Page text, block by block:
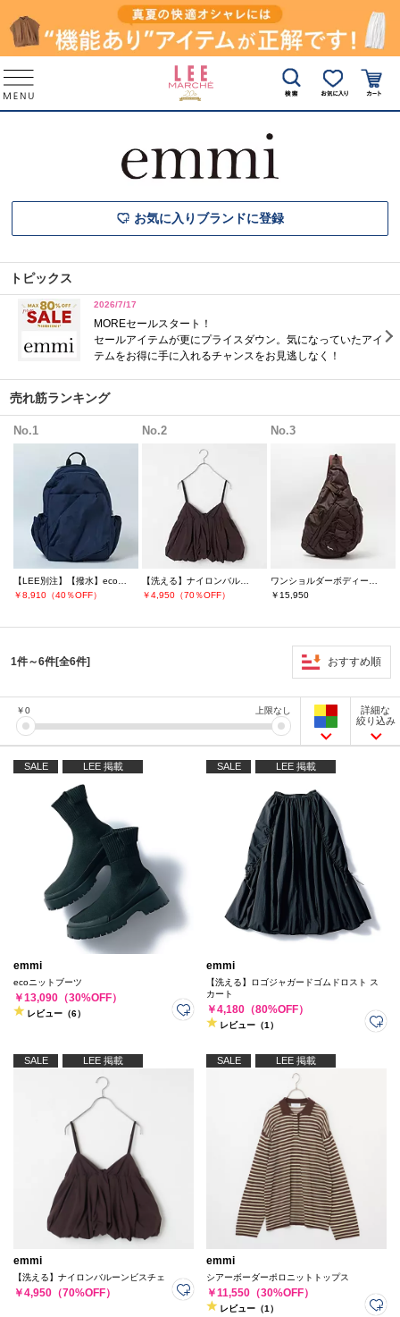
お気に入りブランドに登録
トピックス
2026/7/17
MOREセールスタート！
セールアイテムが更にプライスダウン。気になっていたアイ
テムをお得に手に入れるチャンスをお見逃しなく！
売れ筋ランキング
No.1
【LEE別注】【撥水】eco撥水ギャザーボディーバックパック
￥8,910（40％OFF）
No.2
【洗える】ナイロンバルーンビスチェ
￥4,950（70％OFF）
No.3
ワンショルダーボディーバッグ
￥15,950
1件～6件[全6件] おすすめ順
￥0 上限なし
詳細な
絞り込み
SALE LEE 掲載
emmi
ecoニットブーツ
￥13,090（30%OFF）
レビュー（6）
SALE LEE 掲載
emmi
【洗える】ロゴジャガードゴムドロスト ス
カート
￥4,180（80%OFF）
レビュー（1）
SALE LEE 掲載
emmi
【洗える】ナイロンバルーンビスチェ
￥4,950（70%OFF）
SALE LEE 掲載
emmi
シアーボーダーポロニットトップス
￥11,550（30%OFF）
レビュー（1）